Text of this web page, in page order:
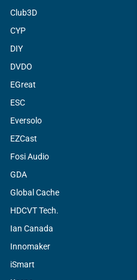
Club3D
CYP
DIY
DVDO
EGreat
ESC
Eversolo
EZCast
Fosi Audio
GDA
Global Cache
HDCVT Tech.
Ian Canada
Innomaker
iSmart